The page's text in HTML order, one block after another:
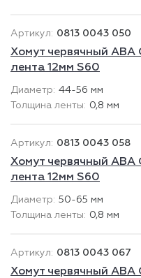
0813 0043 050
Хомут червячный
лента 12мм S60
44-56 мм
0,8 мм
0813 0043 058
Хомут червячный
лента 12мм S60
50-65 мм
0,8 мм
0813 0043 067
Хомут червячный